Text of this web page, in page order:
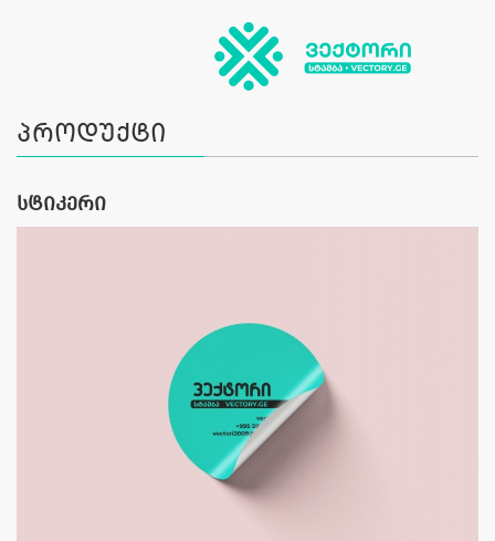
პროდუქტი
სტიკერი